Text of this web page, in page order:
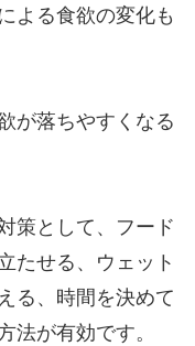
よる食欲の変化も
が落ちやすくなる
策として、フード
たせる、ウェット
る、時間を決めて
法が有効です。